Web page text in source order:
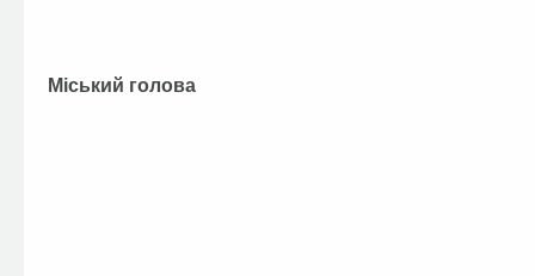
Міський голова